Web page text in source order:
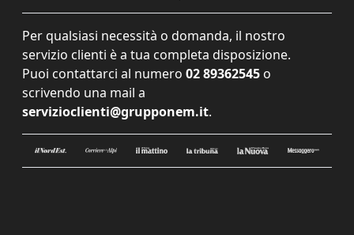
Per qualsiasi necessità o domanda, il nostro
servizio clienti è a tua completa disposizione.
Puoi contattarci al numero 02 89362545 o
scrivendo una mail a
servizioclienti@grupponem.it.